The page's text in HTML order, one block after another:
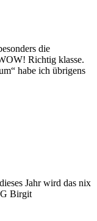
die
Richtig klasse.
habe ich übrigens
Jahr wird das nix
Birgit